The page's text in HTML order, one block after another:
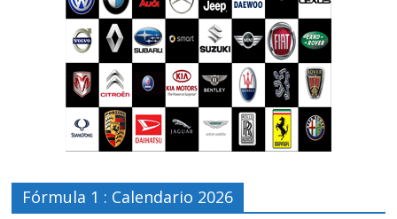
Fórmula 1 : Calendario 2026